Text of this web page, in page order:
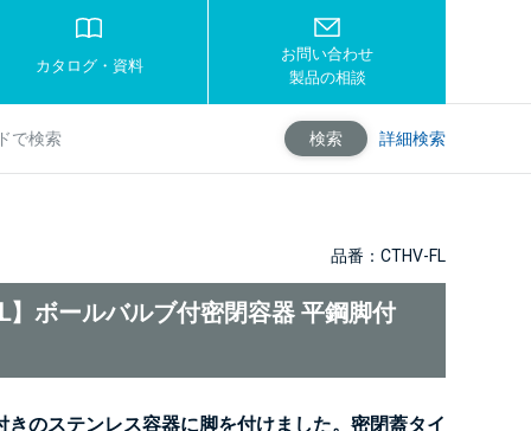
カタログ・資料
お問い合わせ
製品の相談
検索 詳細検索
品番：CTHV-FL
】ボールバルブ付密閉容器 平鋼脚付
きのステンレス容器に脚を付けました。密閉蓋タイ